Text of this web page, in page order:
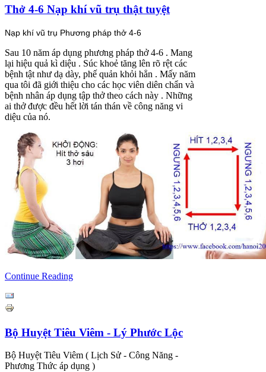
Thở 4-6 Nạp khí vũ trụ thật tuyệt
Nạp khí vũ trụ Phương pháp thở 4-6
Sau 10 năm áp dụng phương pháp thở 4-6 . Mang
lại hiệu quả kì diệu . Súc khoẻ tăng lên rõ rệt các
bệnh tật như dạ dày, phế quản khỏi hẳn . Mấy năm
qua tôi đã giới thiệu cho các học viên diên chẩn và
bệnh nhân áp dụng tập thở theo cách này . Những
ai thở được đều hết lời tán thán về công năng vi
diệu của nó.
Continue Reading
Bộ Huyệt Tiêu Viêm - Lý Phước Lộc
Bộ Huyệt Tiêu Viêm ( Lịch Sử - Công Năng -
Phương Thức áp dụng )